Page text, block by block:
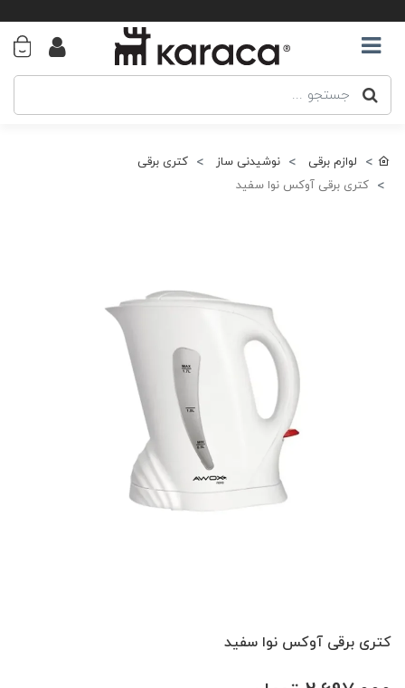
لوازم برقی نوشیدنی ساز
کتری برقی
کتری برقی آوکس نوا سفید
کتری برقی آوکس نوا سفید